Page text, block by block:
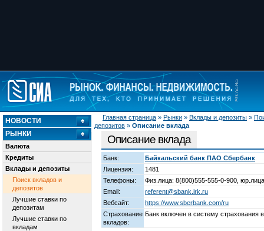
Главная страница » Рынки » Вклады и депозиты »
депозитов » Описание вклада
НОВОСТИ
РЫНКИ
Валюта
Кредиты
Вклады и депозиты
Поиск вкладов и
депозитов
Лучшие ставки по
депозитам
Лучшие ставки по
вкладам
Описание вклада
Банк:
Байкальский банк ПАО Сбербанк
Лицензия:
1481
Телефоны:
Физ.лица: 8(800)555-555-0-900,
Email:
referent@sbank.irk.ru
Вебсайт:
https://www.sberbank.com/ru
Страхование
вкладов:
Банк включен в систему страхования